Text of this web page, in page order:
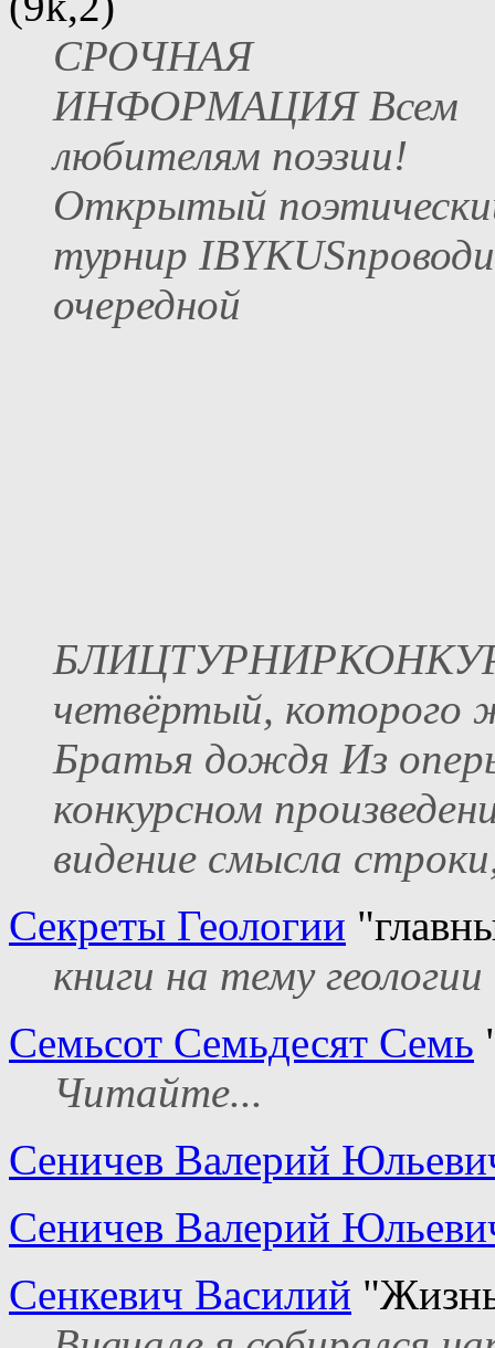
СРОЧНАЯ
ИНФОРМАЦИЯ Всем
любителям поэзии!
Открытый
турнир
очередной
четвёртый, которого
Братья дождя Из
конкурсном
видение смысла
Секреты Геологии
книги на тему
Семьсот Семьдесят Семь
Читайте...
Сеничев Валерий
Сеничев Валерий
Сенкевич Василий